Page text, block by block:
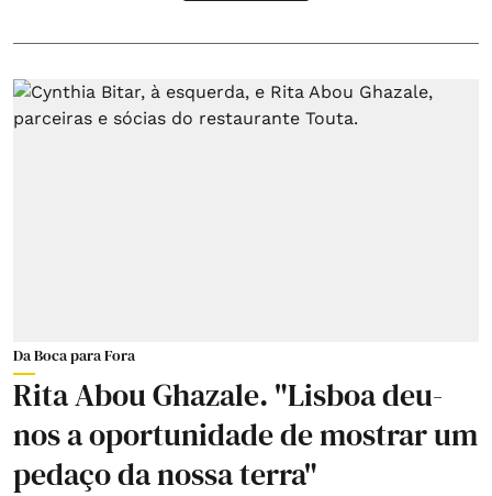
Da Boca para Fora
Rita Abou Ghazale. "Lisboa deu-
nos a oportunidade de mostrar um
pedaço da nossa terra"